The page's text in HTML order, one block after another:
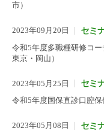
市）
2023年09月20日
令和5年度多職種研修コ
東京・岡山）
2023年05月25日
令和5年度国保直診口腔
2023年05月08日